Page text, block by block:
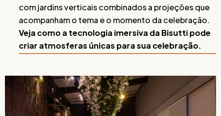
com jardins verticais combinados a projeções que
acompanham o tema e o momento da celebração.
Veja como a tecnologia imersiva da Bisutti pode
criar atmosferas únicas para sua celebração.